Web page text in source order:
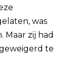
was
zij had
te